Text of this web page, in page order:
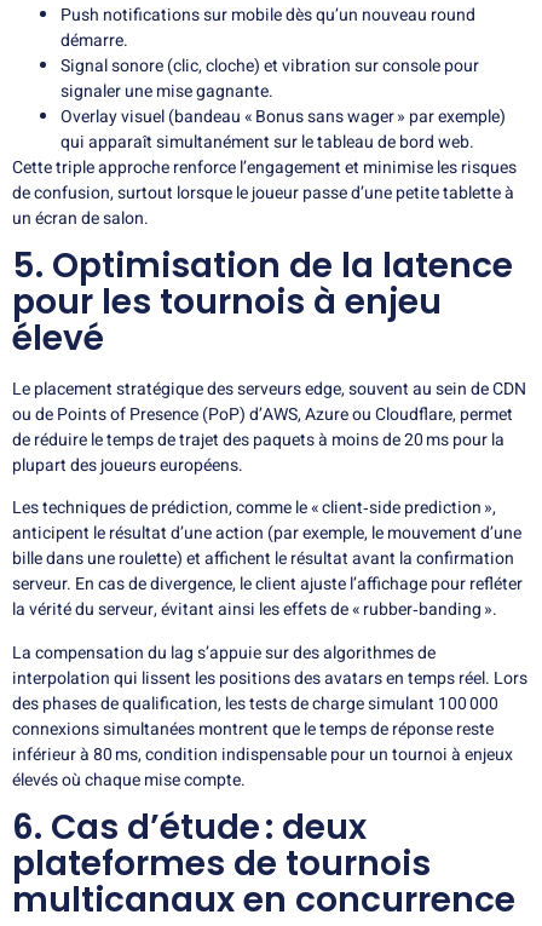
Push notifications sur mobile dès qu’un nouveau round
démarre.
Signal sonore (clic, cloche) et vibration sur console pour
signaler une mise gagnante.
Overlay visuel (bandeau « Bonus sans wager » par exemple)
qui apparaît simultanément sur le tableau de bord web.
Cette triple approche renforce l’engagement et minimise les risques
de confusion, surtout lorsque le joueur passe d’une petite tablette à
un écran de salon.
5. Optimisation de la latence
pour les tournois à enjeu
élevé
Le placement stratégique des serveurs edge, souvent au sein de CDN
ou de Points of Presence (PoP) d’AWS, Azure ou Cloudflare, permet
de réduire le temps de trajet des paquets à moins de 20 ms pour la
plupart des joueurs européens.
Les techniques de prédiction, comme le « client‑side prediction »,
anticipent le résultat d’une action (par exemple, le mouvement d’une
bille dans une roulette) et affichent le résultat avant la confirmation
serveur. En cas de divergence, le client ajuste l’affichage pour refléter
la vérité du serveur, évitant ainsi les effets de « rubber‑banding ».
La compensation du lag s’appuie sur des algorithmes de
interpolation qui lissent les positions des avatars en temps réel. Lors
des phases de qualification, les tests de charge simulant 100 000
connexions simultanées montrent que le temps de réponse reste
inférieur à 80 ms, condition indispensable pour un tournoi à enjeux
élevés où chaque mise compte.
6. Cas d’étude : deux
plateformes de tournois
multicanaux en concurrence